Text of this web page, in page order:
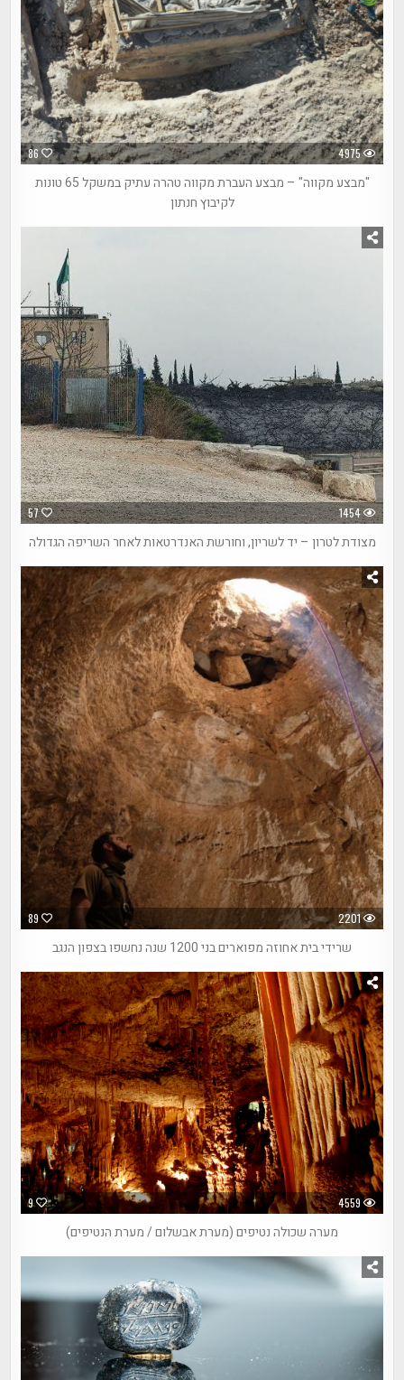
86 4975
"מבצע מקווה" – מבצע העברת מקווה טהרה עתיק במשקל 65 טונות
לקיבוץ חנתון
57 1454
מצודת לטרון – יד לשריון, וחורשת האנדרטאות לאחר השריפה הגדולה
89 2201
שרידי בית אחוזה מפוארים בני 1200 שנה נחשפו בצפון הנגב
9 4559
מערה שכולה נטיפים (מערת אבשלום / מערת הנטיפים)